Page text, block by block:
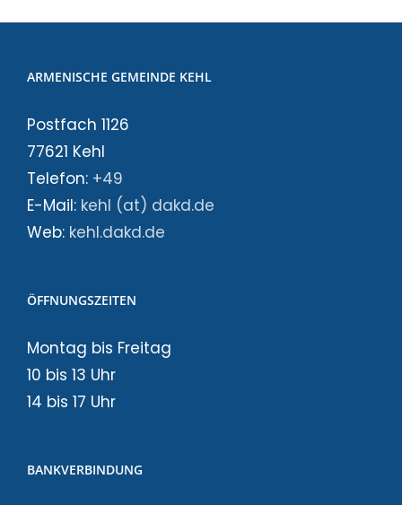
ARMENISCHE GEMEINDE KEHL
Postfach 1126
77621 Kehl
Telefon: +49
E-Mail: kehl (at) dakd.de
Web: kehl.dakd.de
ÖFFNUNGSZEITEN
Montag bis Freitag
10 bis 13 Uhr
14 bis 17 Uhr
BANKVERBINDUNG